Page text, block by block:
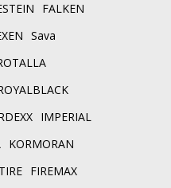
FALKEN
Sava
IMPERIAL
KORMORAN
FIREMAX